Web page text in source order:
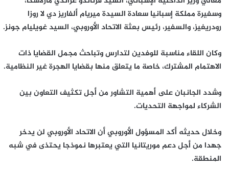
وسفيرة مملكة إسبانيا سعادة السيدة ميريام ألفاريز دي لا روزا
رودريغيز، والسفير، رئيس بعثة الاتحاد الأوروبي، السيد غويليام جونز.
وكان اللقاء مناسبة للوفدين لتدارس وتباحث مجمل القضايا ذات
الاهتمام المشترك، خاصة ما يتعلق منها بقضايا الهجرة غير النظامية.
وشدد الجانبان على أهمية التشاور من أجل تكثيف التعاون بين
الشركاء لمواجهة التحديات.
وخلال حديثه أكد المسؤول الأوروبي أن الاتحاد الأوروبي لن يدخر
جهدا من أجل دعم موريتانيا التي يعتبرها نموذجا يحتذى في شبه
المنطقة.